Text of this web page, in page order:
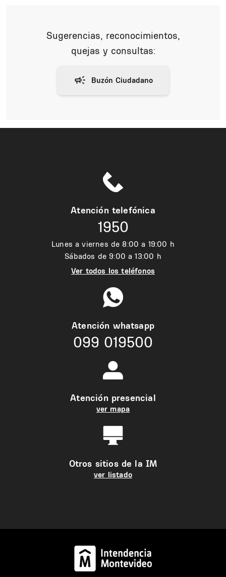
Sugerencias, reconocimientos,
quejas y consultas:
Atención telefónica
1950
Lunes a viernes de 8:00 a 19:00 h
Sábados de 9:00 a 13:00 h
Ver todos los teléfonos
Atención whatsapp
099 019500
Atención presencial
ver mapa
Otros sitios de la IM
ver listado